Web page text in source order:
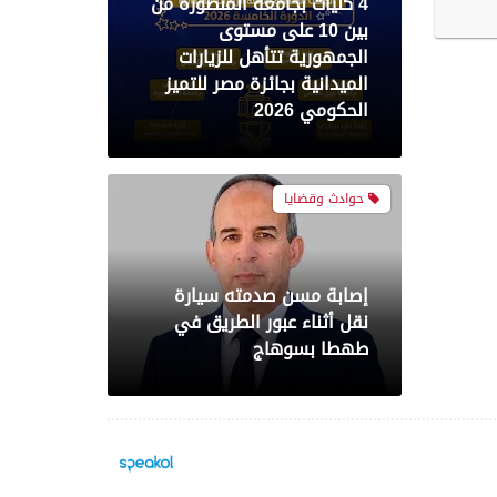
بين 10 على مستوى
الجمهورية تتأهل للزيارات
الميدانية بجائزة مصر للتميز
الحكومي 2026
حوادث وقضايا
إصابة مسن صدمته سيارة
نقل أثناء عبور الطريق في
طهطا بسوهاج